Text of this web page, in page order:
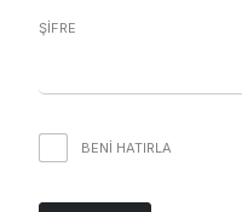
ŞİFRE
BENI HATIRLA